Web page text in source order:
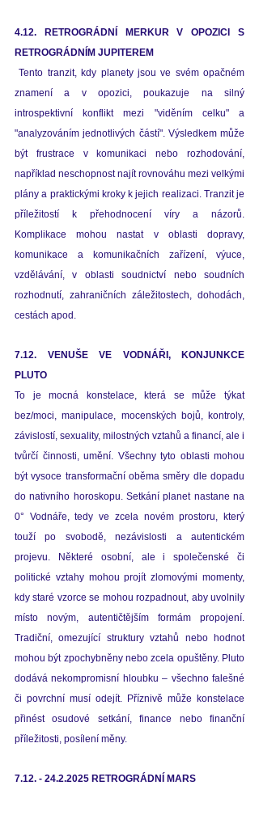
4.12. RETROGRÁDNÍ MERKUR V OPOZICI S
RETROGRÁDNÍM JUPITEREM
Tento tranzit, kdy planety jsou ve svém opačném
znamení a v opozici, poukazuje na silný
introspektivní konflikt mezi "viděním celku" a
"analyzováním jednotlivých částí". Výsledkem může
být frustrace v komunikaci nebo rozhodování,
například neschopnost najít rovnováhu mezi velkými
plány a praktickými kroky k jejich realizaci. Tranzit je
příležitostí k přehodnocení víry a názorů.
Komplikace mohou nastat v oblasti dopravy,
komunikace a komunikačních zařízení, výuce,
vzdělávání, v oblasti soudnictví nebo soudních
rozhodnutí, zahraničních záležitostech, dohodách,
cestách apod.
7.12. VENUŠE VE VODNÁŘI, KONJUNKCE
PLUTO
To je mocná konstelace, která se může týkat
bez/moci, manipulace, mocenských bojů, kontroly,
závislostí, sexuality, milostných vztahů a financí, ale i
tvůrčí činnosti, umění. Všechny tyto oblasti mohou
být vysoce transformační oběma směry dle dopadu
do nativního horoskopu. Setkání planet nastane na
0° Vodnáře, tedy ve zcela novém prostoru, který
touží po svobodě, nezávislosti a autentickém
projevu. Některé osobní, ale i společenské či
politické vztahy mohou projít zlomovými momenty,
kdy staré vzorce se mohou rozpadnout, aby uvolnily
místo novým, autentičtějším formám propojení.
Tradiční, omezující struktury vztahů nebo hodnot
mohou být zpochybněny nebo zcela opuštěny. Pluto
dodává nekompromisní hloubku – všechno falešné
či povrchní musí odejít. Příznivě může konstelace
přinést osudové setkání, finance nebo finanční
příležitosti, posílení měny.
7.12. - 24.2.2025 RETROGRÁDNÍ MARS